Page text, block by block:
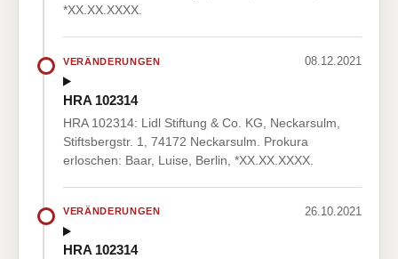
*XX.XX.XXXX.
VERÄNDERUNGEN 08.12.2021
HRA 102314
HRA 102314: Lidl Stiftung & Co. KG, Neckarsulm,
Stiftsbergstr. 1, 74172 Neckarsulm. Prokura
erloschen: Baar, Luise, Berlin, *XX.XX.XXXX.
VERÄNDERUNGEN 26.10.2021
HRA 102314